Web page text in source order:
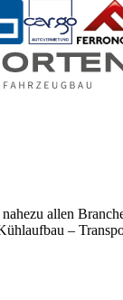
allen
–